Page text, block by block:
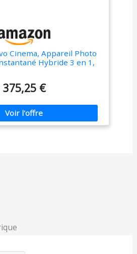
Cinema, Appareil Photo
Hybride 3 en 1,
Prise de Vue à
375,25 €